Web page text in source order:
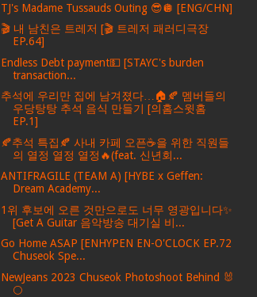
TJ's Madame Tussauds Outing 😎🪩 [ENG/CHN]
🎬 내 남친은 트레저 [🎬 트레저 패러디극장
EP.64]
Endless Debt payment💵 [STAYC's burden
transaction...
추석에 우리만 집에 남겨졌다…🏠🍂 멤버들의
우당탕탕 추석 음식 만들기 [의홈스윗홈
EP.1]
🍂추석 특집🍂 사내 카페 오픈☕️을 위한 직원들
의 열정 열정 열정🔥(feat. 신년회...
ANTIFRAGILE (TEAM A) [HYBE x Geffen:
Dream Academy...
1위 후보에 오른 것만으로도 너무 영광입니다✨
[Get A Guitar 음악방송 대기실 비...
Go Home ASAP [ENHYPEN EN-O'CLOCK EP.72
Chuseok Spe...
NewJeans 2023 Chuseok Photoshoot Behind 🐰
🌕